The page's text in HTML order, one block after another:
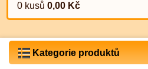
0 kusů0,00 Kč
Kategorie produktů